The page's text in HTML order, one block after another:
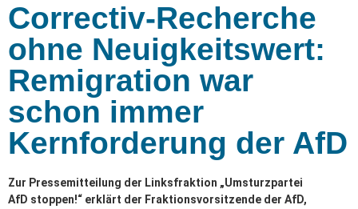
Correctiv-Recherche
ohne Neuigkeitswert:
Remigration war
schon immer
Kernforderung der AfD
Zur Pressemitteilung der Linksfraktion „Umsturzpartei
AfD stoppen!“ erklärt der Fraktionsvorsitzende der AfD,